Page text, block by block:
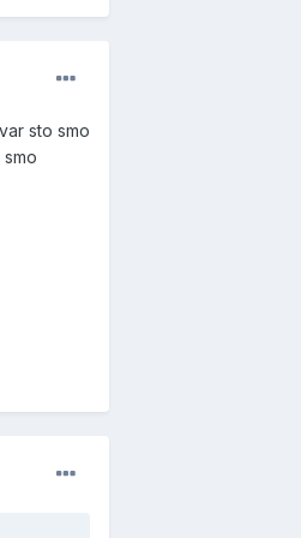
sto smo